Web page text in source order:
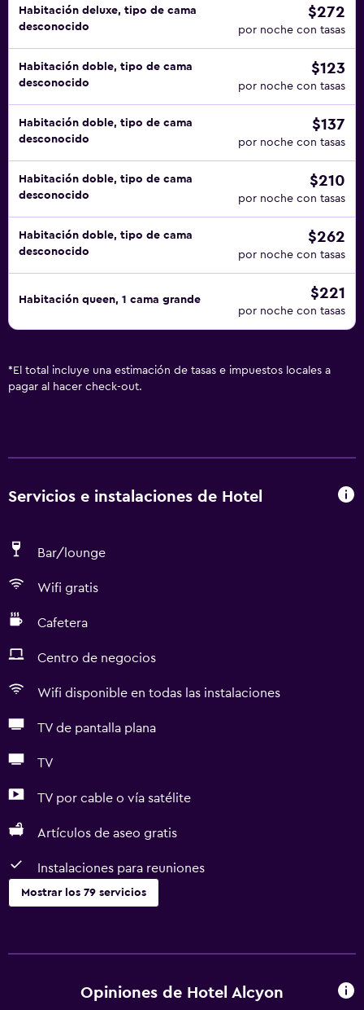
Habitación deluxe, tipo de cama
desconocido
$272
por noche con tasas
Habitación doble, tipo de cama
desconocido
$123
por noche con tasas
Habitación doble, tipo de cama
desconocido
$137
por noche con tasas
Habitación doble, tipo de cama
desconocido
$210
por noche con tasas
Habitación doble, tipo de cama
desconocido
$262
por noche con tasas
Habitación queen, 1 cama grande $221
por noche con tasas
* El total incluye una estimación de tasas e impuestos locales a
pagar al hacer check-out.
Servicios e instalaciones de Hotel
Bar/lounge
Wifi gratis
Cafetera
Centro de negocios
Wifi disponible en todas las instalaciones
TV de pantalla plana
TV
TV por cable o vía satélite
Artículos de aseo gratis
Instalaciones para reuniones
Mostrar los 79 servicios
Unidad accesible para personas en silla de ruedas
Opiniones de Hotel Alcyon